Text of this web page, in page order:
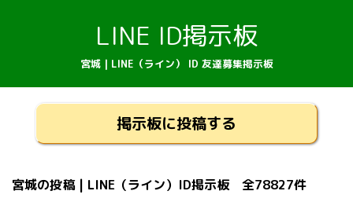
LINE ID掲示板
宮城 | LINE（ライン） ID 友達募集掲示板
掲示板に投稿する
宮城の投稿 | LINE（ライン）ID掲示板 全78827件